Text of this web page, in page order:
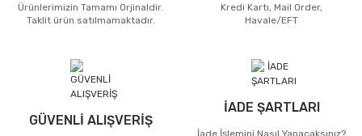
Ürünlerimizin Tamamı Orjinaldir.
Taklit ürün satılmamaktadır.
Kredi Kartı, Mail Order,
Havale/EFT
GÜVENLİ ALIŞVERİŞ
İADE ŞARTLARI
İade İşlemini Nasıl Yapacaksınız?